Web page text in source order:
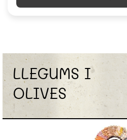
LLEGUMS I
OLIVES